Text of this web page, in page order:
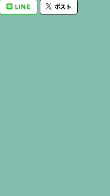
LINE ポスト